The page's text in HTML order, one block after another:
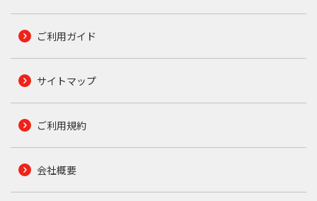
ご利用ガイド
サイトマップ
ご利用規約
会社概要